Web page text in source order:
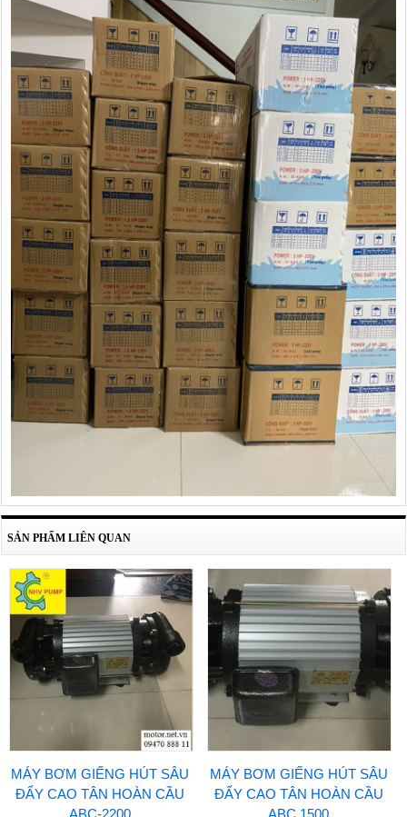
SẢN PHẨM LIÊN QUAN
MÁY BƠM GIẾNG HÚT SÂU
ĐẨY CAO TÂN HOÀN CẦU
MÁY BƠM GIẾNG HÚT SÂU
ĐẨY CAO TÂN HOÀN CẦU